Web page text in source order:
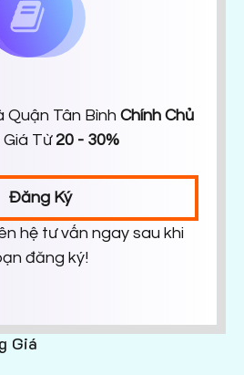
Quận Tân Bình Chính Chủ
Giá Từ 20 - 30%
Đăng Ký
hệ tư vấn ngay sau khi
đăng ký!
Giá